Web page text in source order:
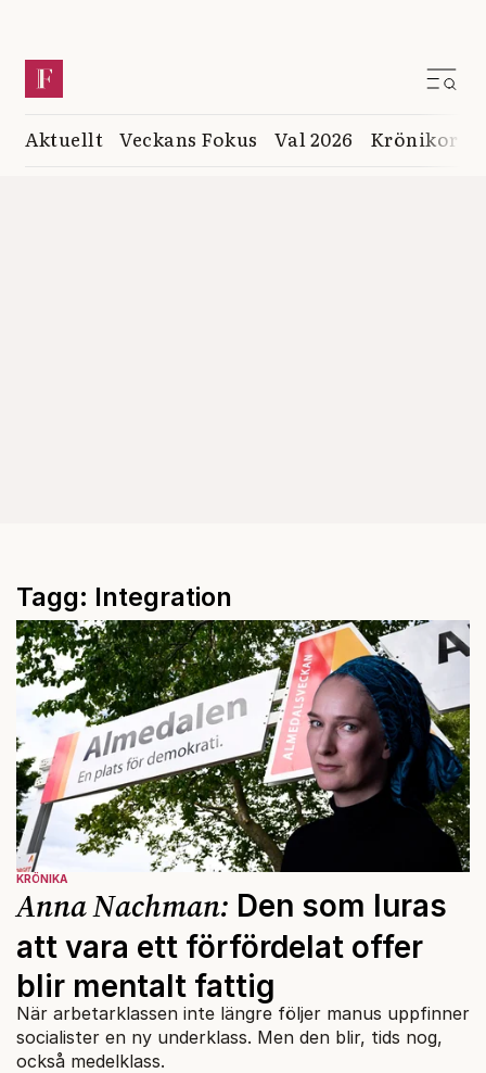
Aktuellt Veckans Fokus Val 2026 Krönikor
Tagg: Integration
KRÖNIKA
Anna Nachman: Den som luras
att vara ett förfördelat offer
blir mentalt fattig
När arbetarklassen inte längre följer manus uppfinner
socialister en ny underklass. Men den blir, tids nog,
också medelklass.